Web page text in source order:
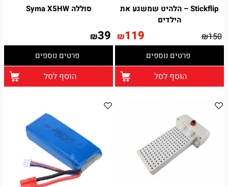
Stickflip – הלהיט שמשגע את
הילדים
₪150
₪119
פרטים נוספים
הוסף לסל
סוללה Syma X5HW
₪39
פרטים נוספים
הוסף לסל